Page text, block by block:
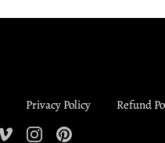
Privacy Policy Refund